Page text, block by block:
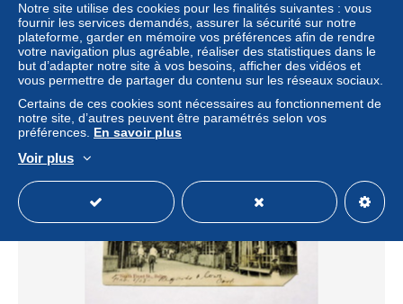
Carte postale ancienne : BELIZE : Belize River
± 46,24 $US
Statut Particulier
Notre site utilise des cookies pour les finalités suivantes : vous
fournir les services demandés, assurer la sécurité sur notre
plateforme, garder en mémoire vos préférences afin de rendre
votre navigation plus agréable, réaliser des statistiques dans le
but d’adapter notre site à vos besoins, afficher des vidéos et
vous permettre de partager du contenu sur les réseaux sociaux.
Certains de ces cookies sont nécessaires au fonctionnement de
notre site, d’autres peuvent être paramétrés selon vos
préférences. En savoir plus
Voir plus